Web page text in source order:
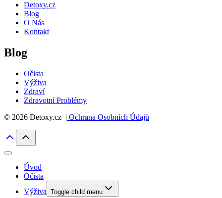
Detoxy.cz
Blog
O Nás
Kontakt
Blog
Očista
Výživa
Zdraví
Zdravotní Problémy
© 2026 Detoxy.cz | Ochrana Osobních Údajů
Úvod
Očista
Výživa Toggle child menu